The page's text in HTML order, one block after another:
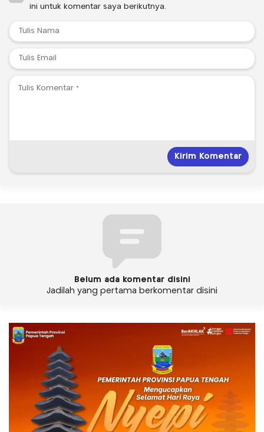
ini untuk komentar saya berikutnya.
Belum ada komentar disini
Jadilah yang pertama berkomentar disini